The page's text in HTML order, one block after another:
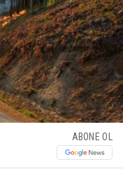
ABONE OL